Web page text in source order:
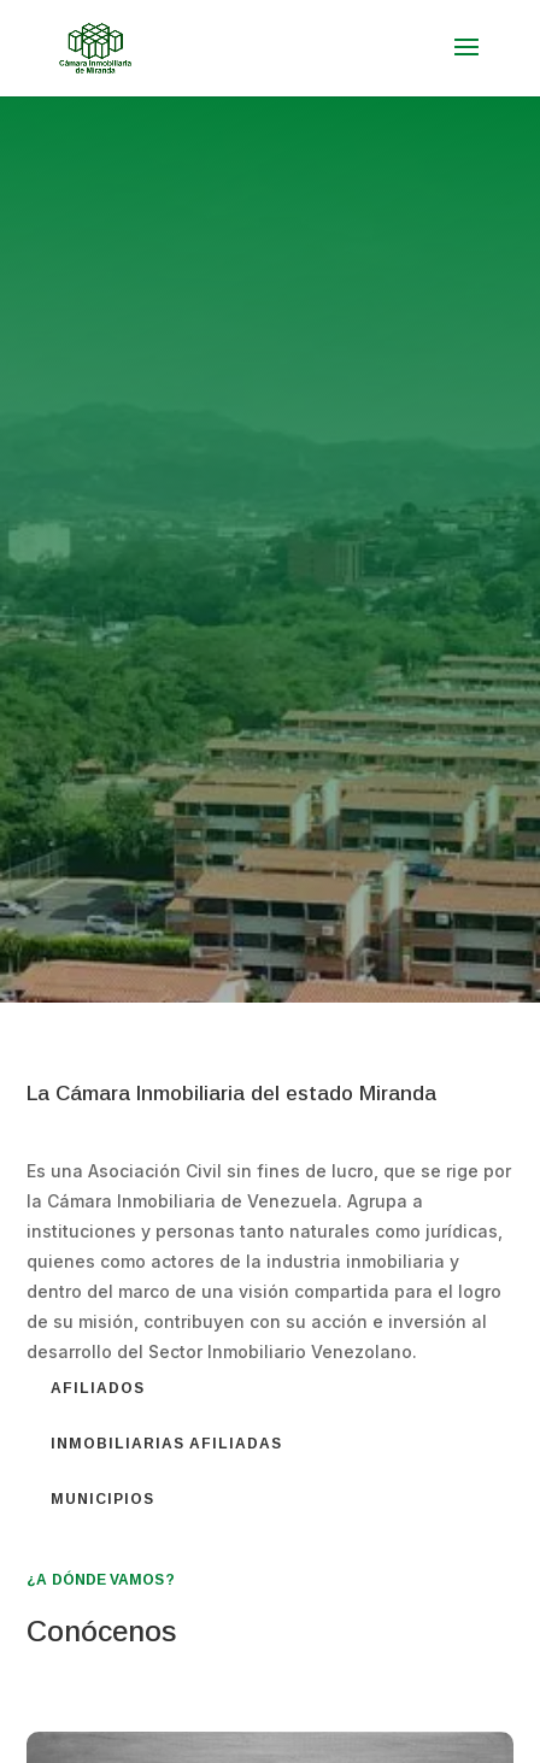

AFILIADOS CERTIFICADOS

AFILIADOS PROFESIONALES

AFÍLIESE
La Cámara Inmobiliaria del estado Miranda
Es una Asociación Civil sin fines de lucro, que se rige por
la Cámara Inmobiliaria de Venezuela. Agrupa a
instituciones y personas tanto naturales como jurídicas,
quienes como actores de la industria inmobiliaria y
dentro del marco de una visión compartida para el logro
de su misión, contribuyen con su acción e inversión al
desarrollo del Sector Inmobiliario Venezolano.
AFILIADOS
INMOBILIARIAS AFILIADAS
MUNICIPIOS
¿A DÓNDE VAMOS?
Conócenos